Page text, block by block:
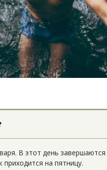
В этот день
приходится на пятницу.
становится новым
благоустройства